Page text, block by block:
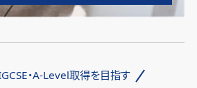
・A-Level取得を目指す